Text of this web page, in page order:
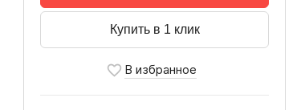
Купить в 1 клик